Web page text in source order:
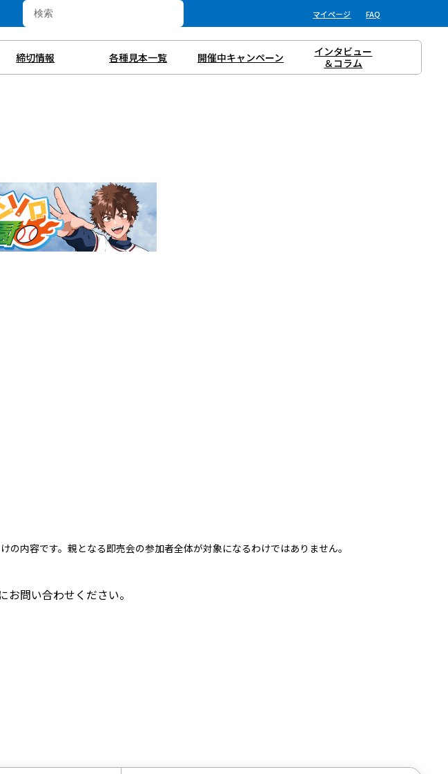
マイページ FAQ
締切情報 各種見本一覧 開催中キャンペーン
インタビュー
＆コラム
内容です。親となる即売会の参加者全体が対象になるわけではありません。
問い合わせください。